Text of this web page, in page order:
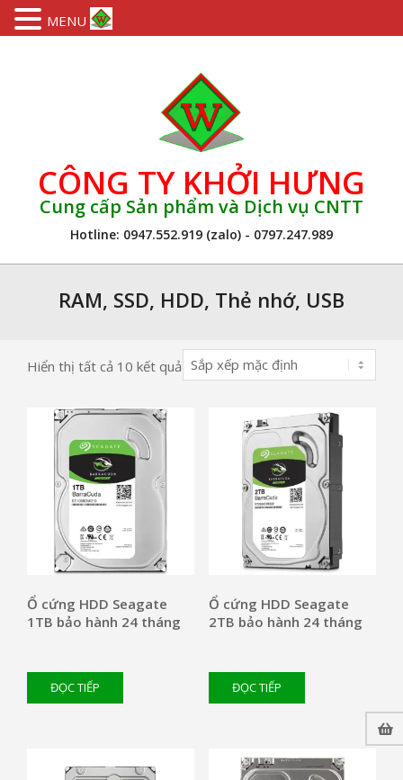
CÔNG TY KHỞI HƯNG
Cung cấp Sản phẩm và Dịch vụ CNTT
Hotline: 0947.552.919 (zalo) - 0797.247.989
NavigationRAM, SSD, HDD, Thẻ nhớ, USB
Hiển thị tất cả 10 kết quả
Ổ cứng HDD Seagate
1TB bảo hành 24 tháng
ĐỌC TIẾP
Ổ cứng HDD Seagate
2TB bảo hành 24 tháng
ĐỌC TIẾP
MENU